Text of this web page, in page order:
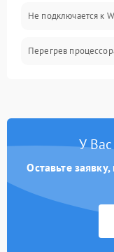
Не подключается к
Перегрев
Проблемы с
устройств
охлаждения
оперативной памяти
У
Оставьте